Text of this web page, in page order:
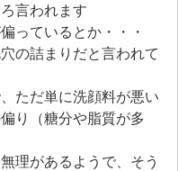
言われます
っているとか・・・
の詰まりだと言われて
ただ単に洗顔料が悪い
り（糖分や脂質が多
理があるようで、そう